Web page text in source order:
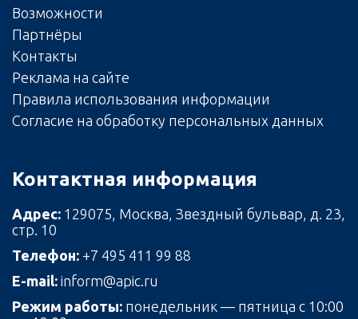
Возможности
Партнёры
Контакты
Реклама на сайте
Правила использования информации
Согласие на обработку персональных данных
Контактная информация
Адрес: 129075, Москва, Звездный бульвар, д. 23,
стр. 10
Телефон: +7 495 411 99 88
E-mail: inform@apic.ru
Режим работы: понедельник — пятница с 10:00